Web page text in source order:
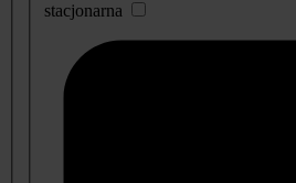
stacjonarna